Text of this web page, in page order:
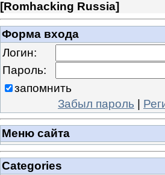
[Romhacking Russia]
Форма входа
Логин:
Пароль:
запомнить
Забыл пароль |
Меню сайта
Categories